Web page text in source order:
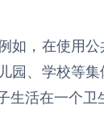
如，在使用
园、学校等
活在一个卫